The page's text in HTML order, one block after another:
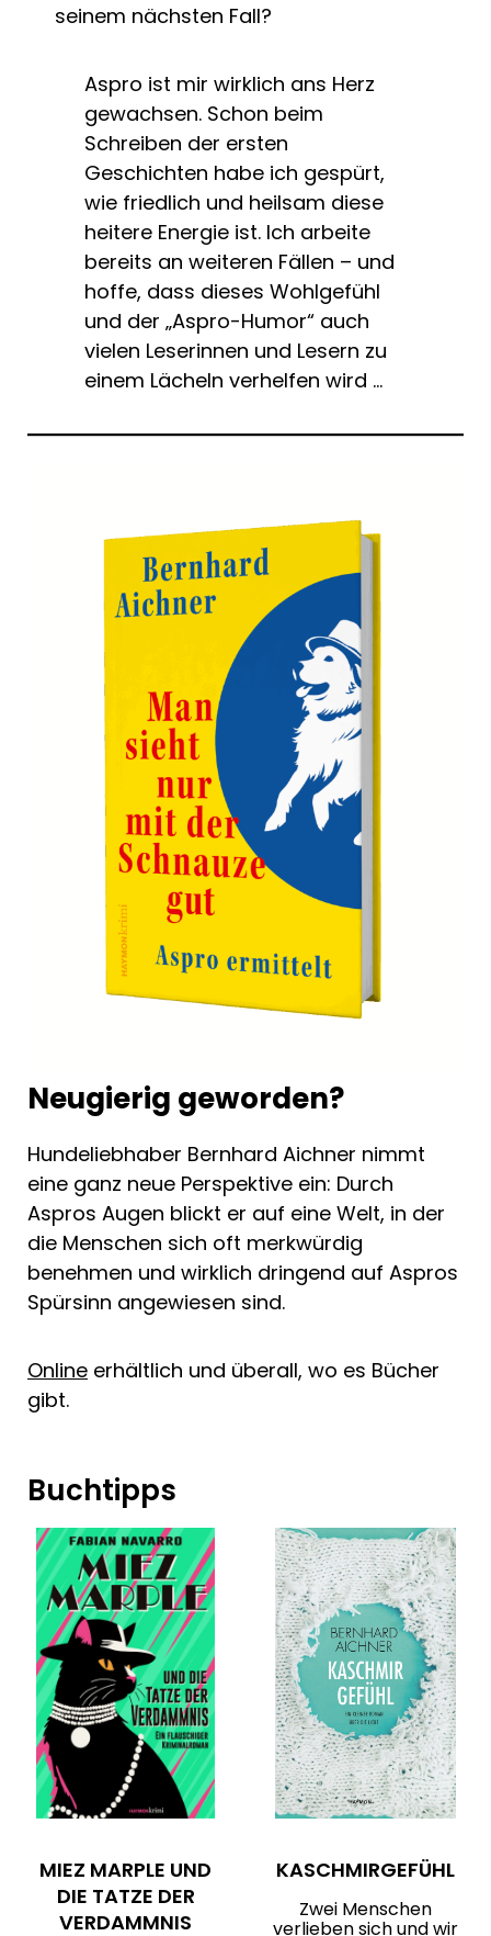
seinem nächsten Fall?
Aspro ist mir wirklich ans Herz
gewachsen. Schon beim
Schreiben der ersten
Geschichten habe ich gespürt,
wie friedlich und heilsam diese
heitere Energie ist. Ich arbeite
bereits an weiteren Fällen – und
hoffe, dass dieses Wohlgefühl
und der „Aspro-Humor“ auch
vielen Leserinnen und Lesern zu
einem Lächeln verhelfen wird …
Neugierig geworden?
Hundeliebhaber Bernhard Aichner nimmt
eine ganz neue Perspektive ein: Durch
Aspros Augen blickt er auf eine Welt, in der
die Menschen sich oft merkwürdig
benehmen und wirklich dringend auf Aspros
Spürsinn angewiesen sind.
Online erhältlich und überall, wo es Bücher
gibt.
Buchtipps
MIEZ MARPLE UND
DIE TATZE DER
VERDAMMNIS
KASCHMIRGEFÜHL
Zwei Menschen
verlieben sich und wir